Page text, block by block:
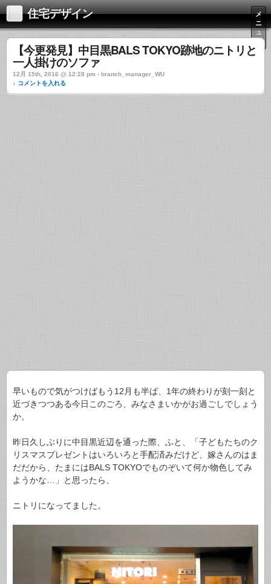
住宅デザイン
メ
ニ
ュ
ー
【今更発見】中目黒BALS TOKYO跡地のニトリと
一人掛けのソファ
12月 15th, 2016 @ 12:28 pm › branch_manager_WU
↓ コメントを入れる
早いもので気がつけばもう12月も半ば、1年の終わりが刻一刻と
近づきつつある今日このごろ、みなさまいかがお過ごしでしょう
か。
昨日久しぶりに中目黒近辺を通った際、ふと、「子どもたちのク
リスマスプレゼントはいろいろと手配済みだけど、嫁さんのはま
だだから、たまにはBALS TOKYOでものぞいて何か物色してみ
ようかな…」と思ったら、
ニトリになってました。